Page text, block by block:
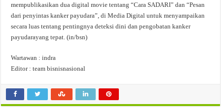
mempublikasikan dua digital movie tentang “Cara SADARI” dan “Pesan
dari penyintas kanker payudara”, di Media Digital untuk menyampaikan
secara luas tentang pentingnya deteksi dini dan pengobatan kanker
payudarayang tepat. (in/bsn)
Wartawan : indra
Editor : team bisnisnasional